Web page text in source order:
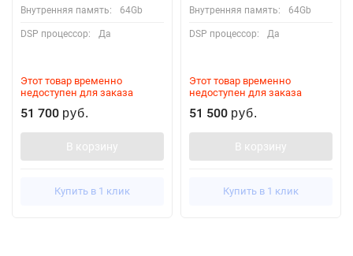
Внутренняя память: 64Gb
DSP процессор: Да
Этот товар временно
недоступен для заказа
51 700 руб.
В корзину
Купить в 1 клик
Внутренняя память: 64Gb
DSP процессор: Да
Этот товар временно
недоступен для заказа
51 500 руб.
В корзину
Купить в 1 клик